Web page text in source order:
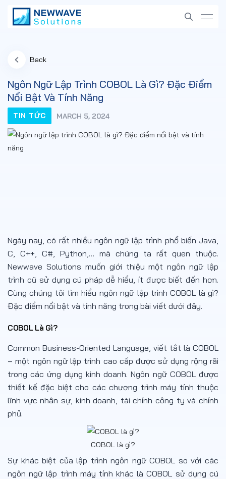
Back
Ngôn Ngữ Lập Trình COBOL Là Gì? Đặc Điểm
Nổi Bật Và Tính Năng
TIN TỨC MARCH 5, 2024
Ngày nay, có rất nhiều ngôn ngữ lập trình phổ biến Java,
C, C++, C#, Python,… mà chúng ta rất quen thuộc.
Newwave Solutions muốn giới thiệu một ngôn ngữ lập
trình cũ sử dụng cú pháp dễ hiểu, ít được biết đến hơn.
Cùng chúng tôi tìm hiểu ngôn ngữ lập trình COBOL là gì?
Đặc điểm nổi bật và tính năng trong bài viết dưới đây.
COBOL Là Gì?
Common Business-Oriented Language, viết tắt là COBOL
– một ngôn ngữ lập trình cao cấp được sử dụng rộng rãi
trong các ứng dụng kinh doanh. Ngôn ngữ COBOL được
thiết kế đặc biệt cho các chương trình máy tính thuộc
lĩnh vực nhân sự, kinh doanh, tài chính công ty và chính
phủ.
COBOL là gì?
Sự khác biệt của lập trình ngôn ngữ COBOL so với các
ngôn ngữ lập trình máy tính khác là COBOL sử dụng cú